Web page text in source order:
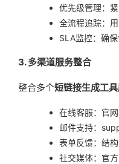
优先级管理：
全流程追踪：
SLA监控：确
3. 多渠道服务整合
整合多个短链接生成工具
在线客服：官
邮件支持：
表单反馈：结
社交媒体：官